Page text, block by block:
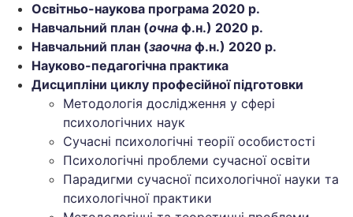
Освітньо-наукова програма 2020 р.
Навчальний план (очна ф.н.) 2020 р.
Навчальний план (заочна ф.н.) 2020 р.
Науково-педагогічна практика
Дисципліни циклу професійної підготовки
Методологія дослідження у сфері
психологічних наук
Сучасні психологічні теорії особистості
Психологічні проблеми сучасної освіти
Парадигми сучасної психологічної науки та
психологічної практики